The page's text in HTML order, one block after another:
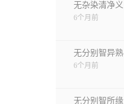
无杂染清净义
6个月前
无分别智异熟
6个月前
无分别智所缘